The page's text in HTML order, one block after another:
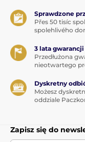
Sprawdzone
Přes 50 tisíc
spolehlivého
3 lata
Przedłużona
nieotwartego
Dyskretny
Możesz
oddziale
Zapisz się do